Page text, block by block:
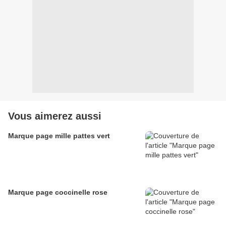
Vous aimerez aussi
Marque page mille pattes vert
Marque page coccinelle rose